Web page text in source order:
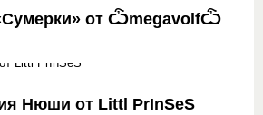
от ѼmegavolfѼ
Нюши от Littl PrInSeS